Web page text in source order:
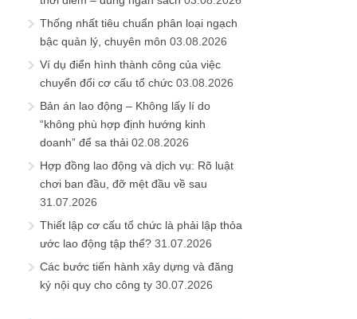
Thống nhất tiêu chuẩn phân loại ngạch
bậc quản lý, chuyên môn 03.08.2026
Ví dụ điển hình thành công của việc
chuyển đổi cơ cấu tổ chức 03.08.2026
Bản án lao động – Không lấy lí do
“không phù hợp định hướng kinh
doanh” để sa thải 02.08.2026
Hợp đồng lao động và dịch vụ: Rõ luật
chơi ban đầu, đỡ mệt đầu về sau
31.07.2026
Thiết lập cơ cấu tổ chức là phải lập thỏa
ước lao động tập thể? 31.07.2026
Các bước tiến hành xây dựng và đăng
ký nội quy cho công ty 30.07.2026